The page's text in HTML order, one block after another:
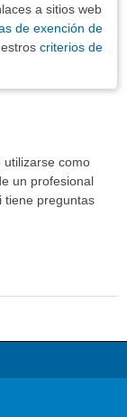
a sitios web
de exención de
criterios de
utilizarse como
un profesional
tiene preguntas